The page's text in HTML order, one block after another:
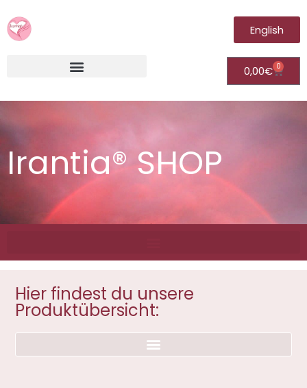
English
0,00€ 0
Irantia® SHOP
Hier findest du unsere
Produktübersicht: